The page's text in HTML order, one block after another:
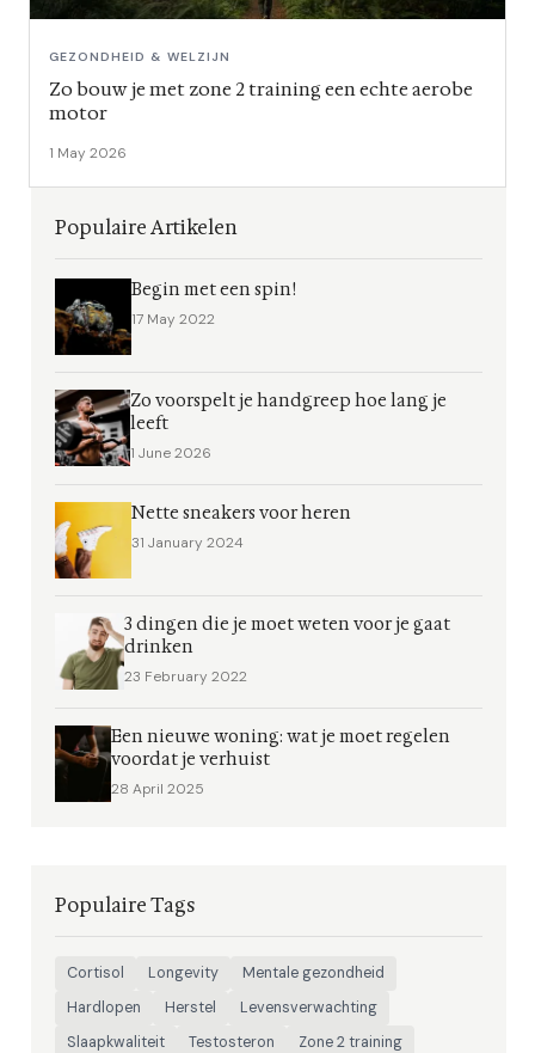
GEZONDHEID & WELZIJN
Zo bouw je met zone 2 training een echte aerobe
motor
1 May 2026
Populaire Artikelen
Begin met een spin!
17 May 2022
Zo voorspelt je handgreep hoe lang je
leeft
1 June 2026
Nette sneakers voor heren
31 January 2024
3 dingen die je moet weten voor je gaat
drinken
23 February 2022
Een nieuwe woning: wat je moet regelen
voordat je verhuist
28 April 2025
Populaire Tags
Cortisol Longevity
Mentale gezondheid
Hardlopen
Herstel
Levensverwachting
Slaapkwaliteit
Testosteron Zone 2 training